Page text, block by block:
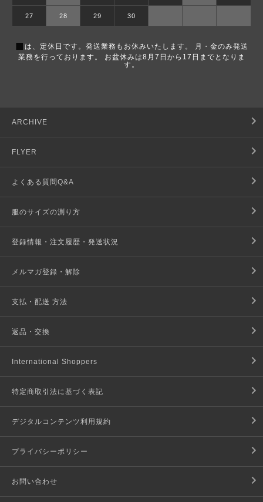
27 28 29 30
■ は、定休日です。発送業務もお休みいたします。 月・金のみ発送
業務を行っております。 お盆休みは8月7日から17日までとなりま
す。
ARCHIVE
FLYER
よくある質問Q&A
服のサイズの測り方
登録情報・注文履歴・発送状況
メルマガ登録・解除
支払・配送 方法
返品・交換
International Shoppers
特定商取引法に基づく表記
デジタルコンテンツ利用規約
プライバシーポリシー
お問い合わせ